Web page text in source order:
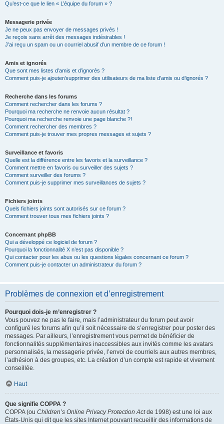
Qu’est-ce que le lien « L’équipe du forum » ?
Messagerie privée
Je ne peux pas envoyer de messages privés !
Je reçois sans arrêt des messages indésirables !
J’ai reçu un spam ou un courriel abusif d’un membre de ce forum !
Amis et ignorés
Que sont mes listes d’amis et d’ignorés ?
Comment puis-je ajouter/supprimer des utilisateurs de ma liste d’amis ou d’ignorés ?
Recherche dans les forums
Comment rechercher dans les forums ?
Pourquoi ma recherche ne renvoie aucun résultat ?
Pourquoi ma recherche renvoie une page blanche ?!
Comment rechercher des membres ?
Comment puis-je trouver mes propres messages et sujets ?
Surveillance et favoris
Quelle est la différence entre les favoris et la surveillance ?
Comment mettre en favoris ou surveiller des sujets ?
Comment surveiller des forums ?
Comment puis-je supprimer mes surveillances de sujets ?
Fichiers joints
Quels fichiers joints sont autorisés sur ce forum ?
Comment trouver tous mes fichiers joints ?
Concernant phpBB
Qui a développé ce logiciel de forum ?
Pourquoi la fonctionnalité X n’est pas disponible ?
Qui contacter pour les abus ou les questions légales concernant ce forum ?
Comment puis-je contacter un administrateur du forum ?
Problèmes de connexion et d’enregistrement
Pourquoi dois-je m’enregistrer ?
Vous pouvez ne pas le faire, mais l’administrateur du forum peut avoir
configuré les forums afin qu’il soit nécessaire de s’enregistrer pour poster des
messages. Par ailleurs, l’enregistrement vous permet de bénéficier de
fonctionnalités supplémentaires inaccessibles aux invités comme les avatars
personnalisés, la messagerie privée, l’envoi de courriels aux autres membres,
l’adhésion à des groupes, etc. La création d’un compte est rapide et vivement
conseillée.
Haut
Que signifie COPPA ?
COPPA (ou Children’s Online Privacy Protection Actde 1998) est une loi aux
États-Unis qui dit que les sites Internet pouvant recueillir des informations de